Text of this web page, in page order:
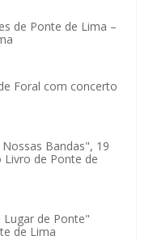
de Ponte de Lima –
Foral com concerto
Bandas", 19
Livro de Ponte de
Lugar de Ponte"
de Lima